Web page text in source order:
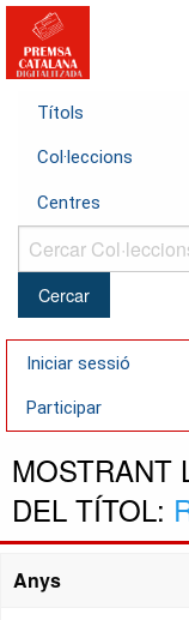
Títols
Col·leccions
Centres
Cercar
Col·leccions...
Iniciar sessió
Participar
MOSTRANT
DEL TÍTOL:
Anys